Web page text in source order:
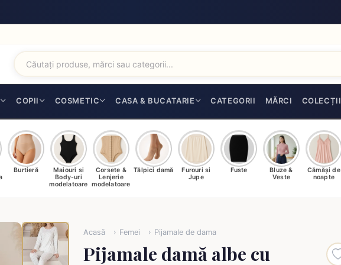
COPII COSMETIC CASA & BUCATARIE CATEGORII MĂRCI COLECȚII
Burtieră
Maiouri si
Body-uri
modelatoare
Corsete &
Lenjerie
modelatoare
Tălpici damă
Furouri si
Jupe
Fuste
Bluze &
Veste
Cămăși de
noapte
Acasă Femei Pijamale de dama
Pijamale damă albe cu